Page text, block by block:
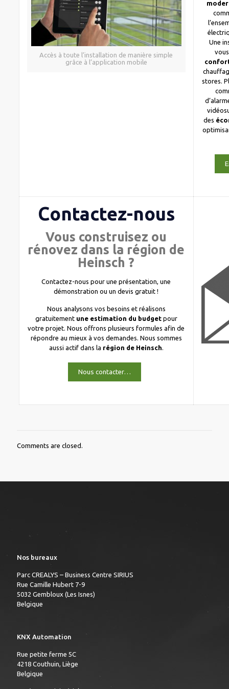
Accès à toute l’installation de manière simple
grâce à l’application mobile
Une
stores.
des
Contactez-nous
Vous construisez ou
rénovez dans la région de
Heinsch ?
Contactez-nous pour une présentation, une
démonstration ou un devis gratuit !
Nous analysons vos besoins et réalisons
gratuitement une estimation du budgetpour
votre projet. Nous offrons plusieurs formules afin de
répondre au mieux à vos demandes. Nous sommes
aussi actif dans la région de Heinsch.
Nous contacter…
Comments are closed.
Nos bureaux
Parc CREALYS – Business Centre SIRIUS
Rue Camille Hubert 7-9
5032 Gembloux (Les Isnes)
Belgique
KNX Automation
Rue petite ferme 5C
4218 Couthuin, Liège
Belgique